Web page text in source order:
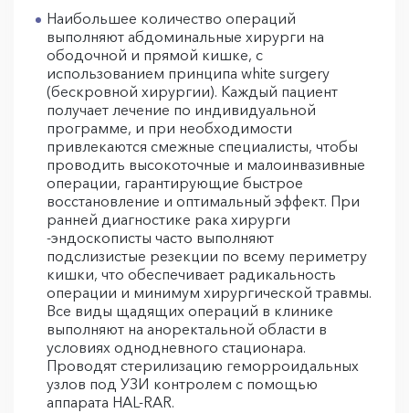
Наибольшее количество операций
выполняют абдоминальные хирурги на
ободочной и прямой кишке, с
использованием принципа white surgery
(бескровной хирургии). Каждый пациент
получает лечение по индивидуальной
программе, и при необходимости
привлекаются смежные специалисты, чтобы
проводить высокоточные и малоинвазивные
операции, гарантирующие быстрое
восстановление и оптимальный эффект. При
ранней диагностике рака хирурги
-эндоскописты часто выполняют
подслизистые резекции по всему периметру
кишки, что обеспечивает радикальность
операции и минимум хирургической травмы.
Все виды щадящих операций в клинике
выполняют на аноректальной области в
условиях однодневного стационара.
Проводят стерилизацию геморроидальных
узлов под УЗИ контролем с помощью
аппарата HAL-RAR.